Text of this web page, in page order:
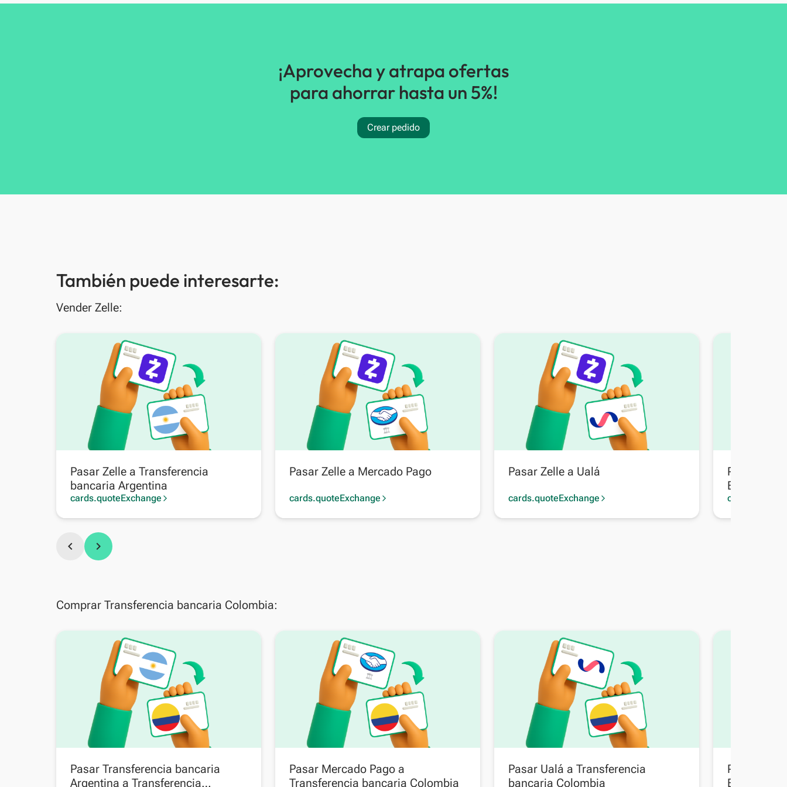
¡Aprovecha y atrapa ofertas
para ahorrar hasta un 5%!
Crear pedido
También puede interesarte:
Vender Zelle:
Pasar Zelle a Transferencia
bancaria Argentina
cards.quoteExchange arrow_forward_ios
Pasar Zelle a Mercado Pago
cards.quoteExchange arrow_forward_ios
Pasar Zelle a Ualá
cards.quoteExchange arrow_forward_ios
Pasar
Bancaria
chevron_left chevron_right
Comprar Transferencia bancaria Colombia:
Pasar Transferencia bancaria
Argentina a Transferencia
Pasar Mercado Pago a
Transferencia bancaria Colombia
Pasar Ualá a Transferencia
bancaria Colombia
Pasar
Bolivia a